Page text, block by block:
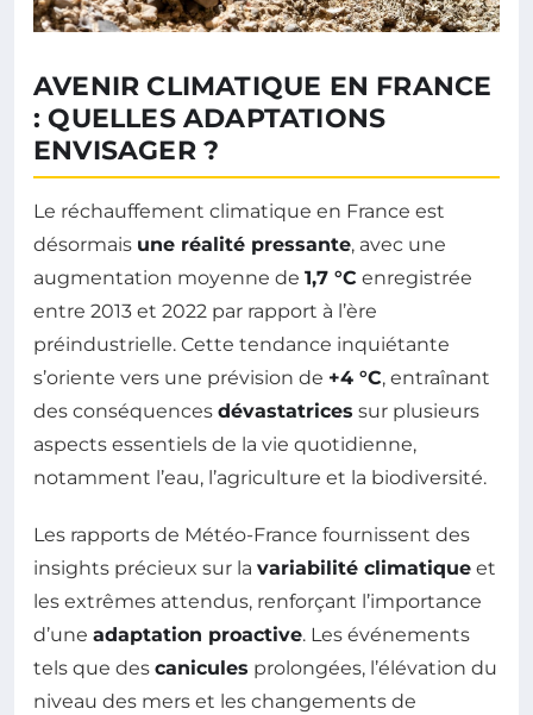
AVENIR CLIMATIQUE EN FRANCE
: QUELLES ADAPTATIONS
ENVISAGER ?
Le réchauffement climatique en France est
désormais une réalité pressante, avec une
augmentation moyenne de 1,7 °C enregistrée
entre 2013 et 2022 par rapport à l’ère
préindustrielle. Cette tendance inquiétante
s’oriente vers une prévision de +4 °C, entraînant
des conséquences dévastatrices sur plusieurs
aspects essentiels de la vie quotidienne,
notamment l’eau, l’agriculture et la biodiversité.
Les rapports de Météo-France fournissent des
insights précieux sur la variabilité climatique et
les extrêmes attendus, renforçant l’importance
d’une adaptation proactive. Les événements
tels que des canicules prolongées, l’élévation du
niveau des mers et les changements de